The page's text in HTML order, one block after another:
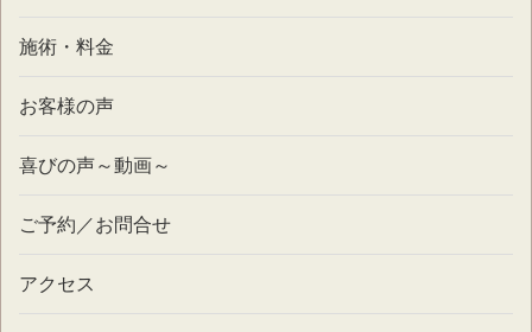
施術・料金
お客様の声
喜びの声～動画～
ご予約／お問合せ
アクセス